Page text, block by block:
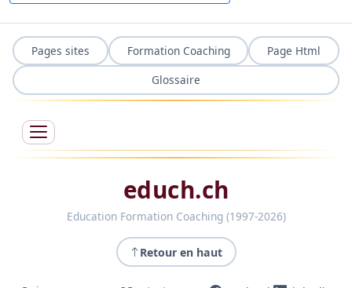
Pages sites Formation Coaching
Page Html
Glossaire
educh.ch
Education Formation Coaching (1997-2026)
Retour en haut